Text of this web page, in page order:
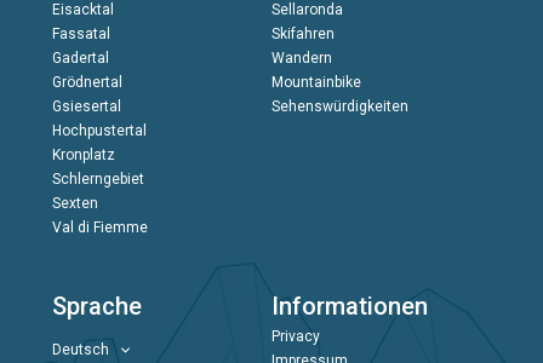
Eisacktal
Fassatal
Gadertal
Grödnertal
Gsiesertal
Hochpustertal
Kronplatz
Schlerngebiet
Sexten
Val di Fiemme
Sellaronda
Skifahren
Wandern
Mountainbike
Sehenswürdigkeiten
Sprache
Deutsch
Informationen
Privacy